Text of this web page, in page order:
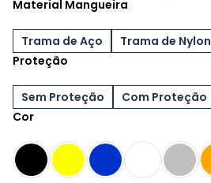
Material Mangueira
Trama de Aço
Trama de Nylon
Proteção
Sem Proteção
Com Proteção
Cor